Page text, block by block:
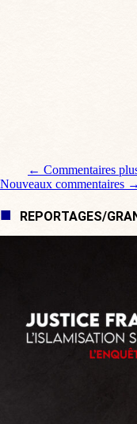
Navigation de
← Commentaires
Nouveaux commentaires →
REPORTAGES/